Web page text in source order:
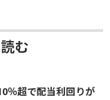
む
％超で配当利回りが